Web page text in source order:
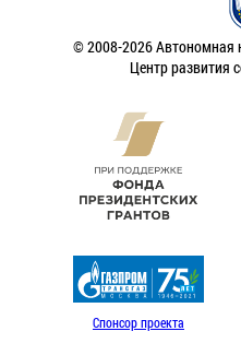
© 2008-2026 Автономная
Центр развития
Спонсор проекта